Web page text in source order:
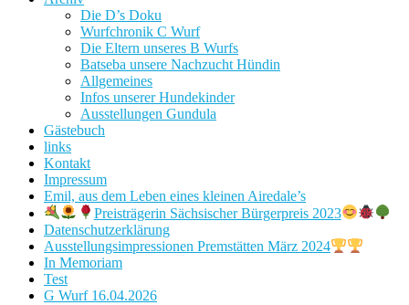
Die D’s Doku
Wurfchronik C Wurf
Die Eltern unseres B Wurfs
Batseba unsere Nachzucht Hündin
Allgemeines
Infos unserer Hundekinder
Ausstellungen Gundula
Gästebuch
links
Kontakt
Impressum
Emil, aus dem Leben eines kleinen Airedale’s
Preisträgerin Sächsischer Bürgerpreis 2023
Datenschutzerklärung
Ausstellungsimpressionen Premstätten März 2024
In Memoriam
Test
G Wurf 16.04.2026